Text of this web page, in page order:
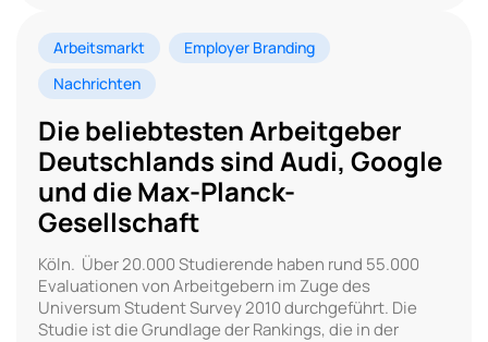
Arbeitsmarkt
Employer Branding
Nachrichten
Die beliebtesten Arbeitgeber
Deutschlands sind Audi, Google
und die Max-Planck-
Gesellschaft
Köln. Über 20.000 Studierende haben rund 55.000
Evaluationen von Arbeitgebern im Zuge des
Universum Student Survey 2010 durchgeführt. Die
Studie ist die Grundlage der Rankings, die in der